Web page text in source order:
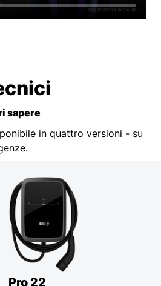
sapere
in quattro versioni - su
Pro 22